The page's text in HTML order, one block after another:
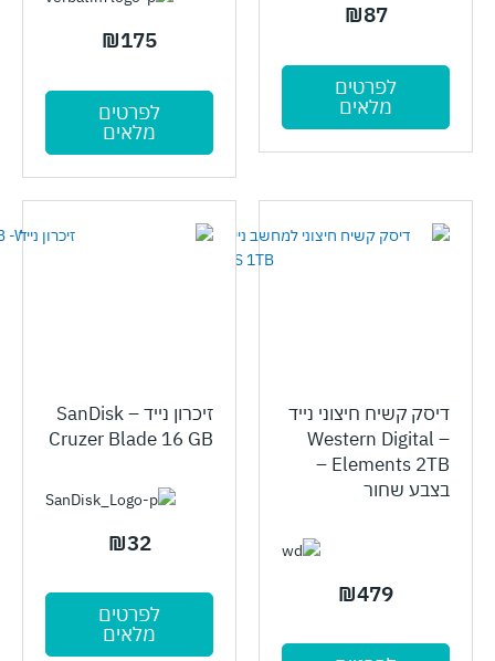
₪87
לפרטים
מלאים
₪175
לפרטים
מלאים
דיסק קשיח חיצוני נייד
– Western Digital
Elements 2TB –
בצבע שחור
₪479
זיכרון נייד – SanDisk
Cruzer Blade 16 GB
₪32
לפרטים
מלאים